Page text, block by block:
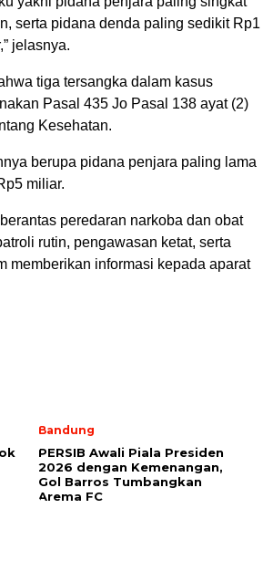
serta pidana denda paling sedikit Rp1
jelasnya.
tiga tersangka dalam kasus
Pasal 435 Jo Pasal 138 ayat (2)
Kesehatan.
berupa pidana penjara paling lama
miliar.
peredaran narkoba dan obat
rutin, pengawasan ketat, serta
memberikan informasi kepada aparat
Bandung
PERSIB Awali Piala Presiden
2026 dengan Kemenangan,
Gol Barros Tumbangkan
Arema FC